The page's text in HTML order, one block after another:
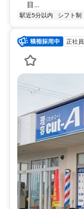
目...
駅近5分以内 シフト制
正社員